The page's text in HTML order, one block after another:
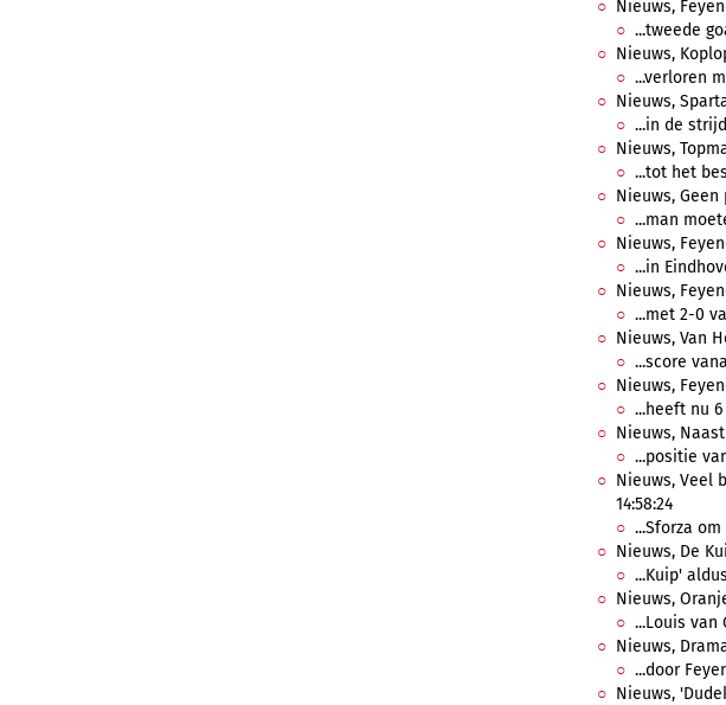
Nieuws,
...tweede
Nieuws,
...verloren
Nieuws,
...in de
Nieuws,
...tot het
Nieuws, Geen
...man
Nieuws,
...in
Nieuws,
...met 2-0
Nieuws, Van
...score
Nieuws,
...heeft nu
Nieuws,
...positie
Nieuws, Veel
14:58:24
...Sforza
Nieuws, De
...Kuip'
Nieuws,
...Louis van
Nieuws,
...door
Nieuws,